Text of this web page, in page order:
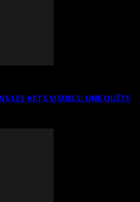
LES ARTS VISUELS: UNE QUÊTE